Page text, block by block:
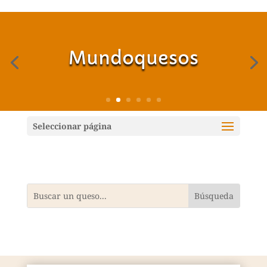
Mundoquesos
Seleccionar página